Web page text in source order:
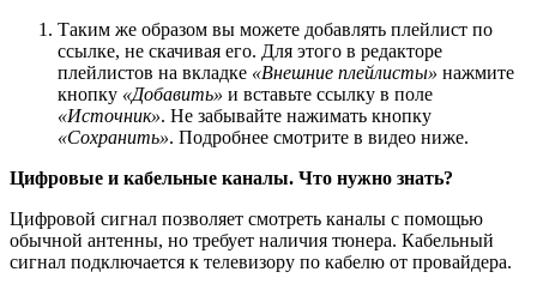
Таким же образом вы можете добавлять плейлист по
ссылке, не скачивая его. Для этого в редакторе
плейлистов на вкладке «Внешние плейлисты» нажмите
кнопку «Добавить» и вставьте ссылку в поле
«Источник». Не забывайте нажимать кнопку
«Сохранить». Подробнее смотрите в видео ниже.
Цифровые и кабельные каналы. Что нужно знать?
Цифровой сигнал позволяет смотреть каналы с помощью
обычной антенны, но требует наличия тюнера. Кабельный
сигнал подключается к телевизору по кабелю от провайдера.